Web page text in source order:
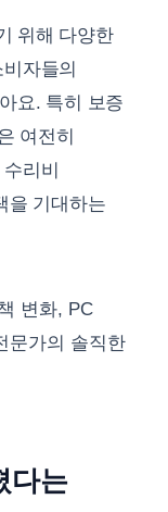
위해 다양한
자들의
요. 특히 보증
여전히
리비
을 기대하는
다는